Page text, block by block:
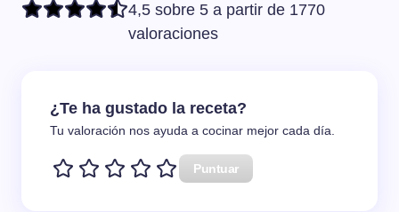
blanditas pero no se deshacen, como por ejemplo las de
la variedad Kennebec.
4,5 sobre 5 a partir de 1770
valoraciones
¿Te ha gustado la receta?
Tu valoración nos ayuda a cocinar mejor cada día.
Puntuar